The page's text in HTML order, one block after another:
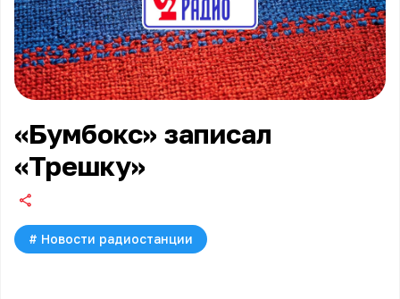
«Бумбокс» записал
«Трешку»
# Новости радиостанции